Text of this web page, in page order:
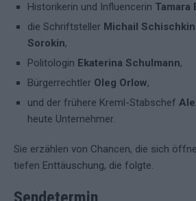
Historikerin und Influencerin Tamara
die Schriftsteller Michail Schischkin
Sorokin,
Politologin Ekaterina Schulmann,
Bürgerrechtler Oleg Orlow,
und der frühere Kreml-Stabschef
heute Unternehmer.
Sie erzählen von Chancen, die sich
tiefen Enttäuschung, die folgte.